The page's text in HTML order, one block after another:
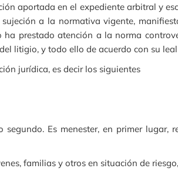
aportada en el expediente arbitral y
a la normativa vigente,
prestado atención a la norma
litigio, y todo ello de acuerdo con su
jurídica, es decir los siguientes
Es menester, en primer lugar,
familias y otros en situación de